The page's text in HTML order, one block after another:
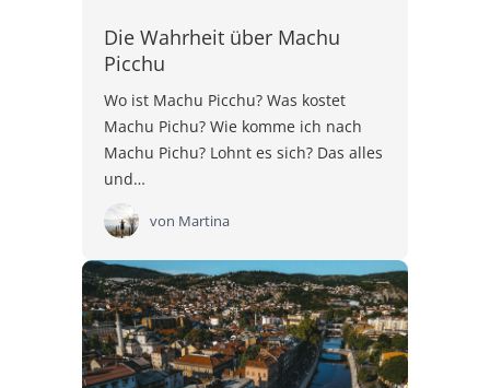
Die Wahrheit über Machu
Picchu
Wo ist Machu Picchu? Was kostet
Machu Pichu? Wie komme ich nach
Machu Pichu? Lohnt es sich? Das alles
und…
von Martina